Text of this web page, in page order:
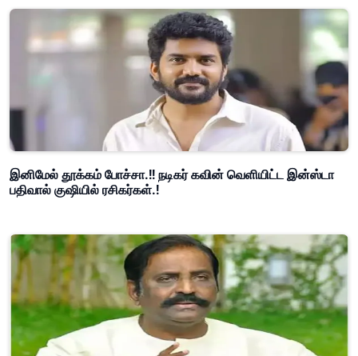
இனிமேல் தூக்கம் போச்சா.!! நடிகர் கவின் வெளியிட்ட இன்ஸ்டா
பதிவால் குஷியில் ரசிகர்கள்.!